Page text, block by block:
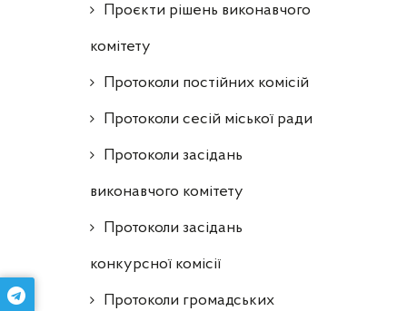
Проєкти рішень виконавчого
комітету
Протоколи постійних комісій
Протоколи сесій міської ради
Протоколи засідань
виконавчого комітету
Протоколи засідань
конкурсної комісії
Протоколи громадських